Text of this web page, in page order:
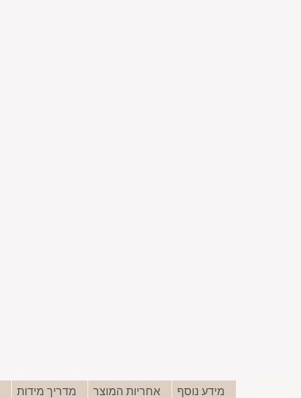
מידע נוסף אחריות המוצר מדריך מידות